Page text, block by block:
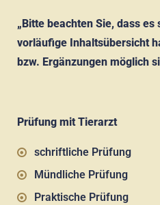
„Bitte beachten Sie, dass
vorläufige Inhaltsübersicht
bzw. Ergänzungen möglich
Prüfung mit Tierarzt
schriftliche Prüfung
Mündliche Prüfung
Praktische Prüfung